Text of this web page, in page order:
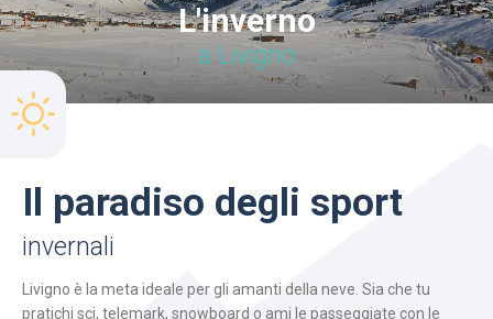
L'inverno
a Livigno
Il paradiso degli sport
invernali
Livigno è la meta ideale per gli amanti della neve. Sia che tu
pratichi sci, telemark, snowboard o ami le passeggiate con le